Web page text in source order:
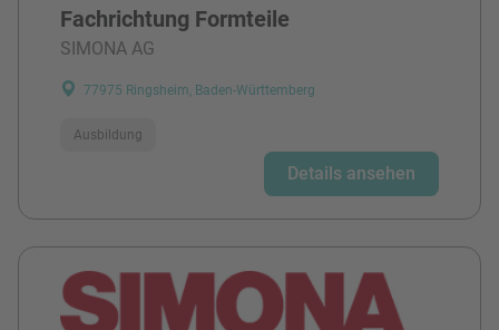
Fachrichtung Formteile
SIMONA AG
77975 Ringsheim, Baden-Württemberg
Ausbildung
Details ansehen